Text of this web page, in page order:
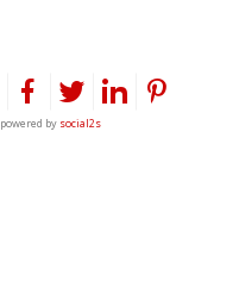
powered by social2s